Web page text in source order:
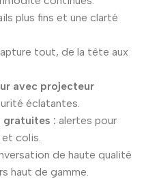
plus fins et une clarté
tout, de la tête aux
avec projecteur
éclatantes.
: alertes pour
et colis.
de haute qualité
haut de gamme.